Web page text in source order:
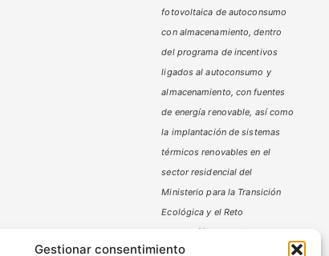
Gestionar consentimiento
fotovoltaica de autoconsumo
con almacenamiento, dentro
del programa de incentivos
ligados al autoconsumo y
almacenamiento, con fuentes
de energía renovable, así como
la implantación de sistemas
térmicos renovables en el
sector residencial del
Ministerio para la Transición
Ecológica y el Reto
Demográfico,
gestionado por
la Junta de Andalucía, a través